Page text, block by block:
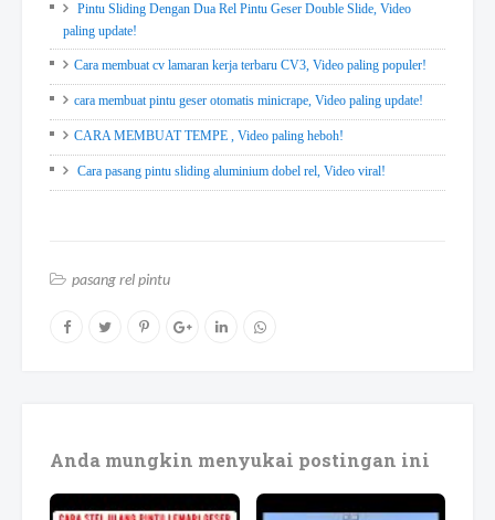
Pintu Sliding Dengan Dua Rel Pintu Geser Double Slide, Video
paling update!
Cara membuat cv lamaran kerja terbaru CV3, Video paling populer!
cara membuat pintu geser otomatis minicrape, Video paling update!
CARA MEMBUAT TEMPE , Video paling heboh!
Cara pasang pintu sliding aluminium dobel rel, Video viral!
pasang rel pintu
Anda mungkin menyukai postingan ini